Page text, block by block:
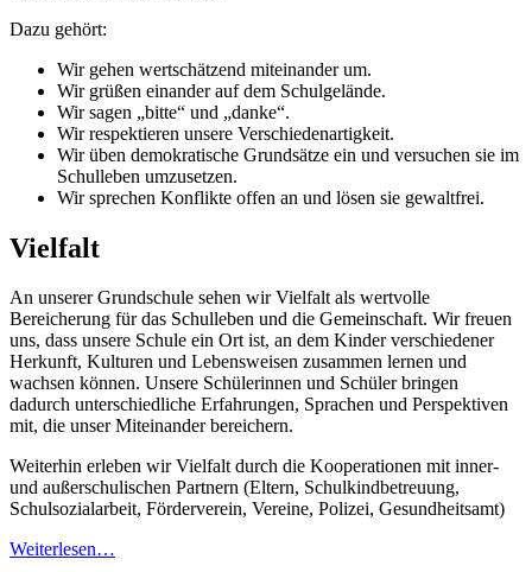
Dazu gehört:
Wir gehen wertschätzend miteinander um.
Wir grüßen einander auf dem Schulgelände.
Wir sagen „bitte“ und „danke“.
Wir respektieren unsere Verschiedenartigkeit.
Wir üben demokratische Grundsätze ein und versuchen sie im
Schulleben umzusetzen.
Wir sprechen Konflikte offen an und lösen sie gewaltfrei.
Vielfalt
An unserer Grundschule sehen wir Vielfalt als wertvolle
Bereicherung für das Schulleben und die Gemeinschaft. Wir freuen
uns, dass unsere Schule ein Ort ist, an dem Kinder verschiedener
Herkunft, Kulturen und Lebensweisen zusammen lernen und
wachsen können. Unsere Schülerinnen und Schüler bringen
dadurch unterschiedliche Erfahrungen, Sprachen und Perspektiven
mit, die unser Miteinander bereichern.
Weiterhin erleben wir Vielfalt durch die Kooperationen mit inner-
und außerschulischen Partnern (Eltern, Schulkindbetreuung,
Schulsozialarbeit, Förderverein, Vereine, Polizei, Gesundheitsamt)
Weiterlesen…